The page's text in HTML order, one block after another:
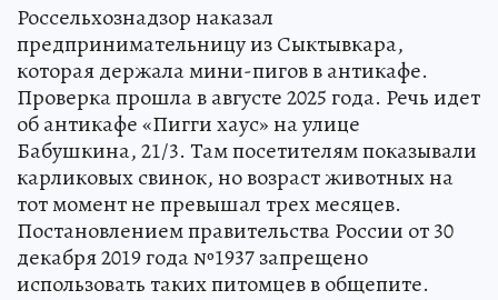
Россельхознадзор наказал
предпринимательницу из Сыктывкара,
которая держала мини-пигов в антикафе.
Проверка прошла в августе 2025 года. Речь идет
об антикафе «Пигги хаус» на улице
Бабушкина, 21/3. Там посетителям показывали
карликовых свинок, но возраст животных на
тот момент не превышал трех месяцев.
Постановлением правительства России от 30
декабря 2019 года №1937 запрещено
использовать таких питомцев в общепите.